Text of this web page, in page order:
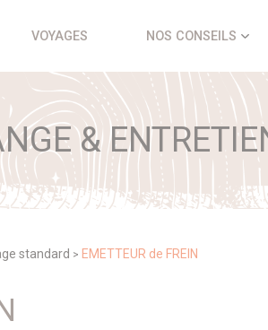
VOYAGES NOS CONSEILS
&
standard > EMETTEUR de FREIN